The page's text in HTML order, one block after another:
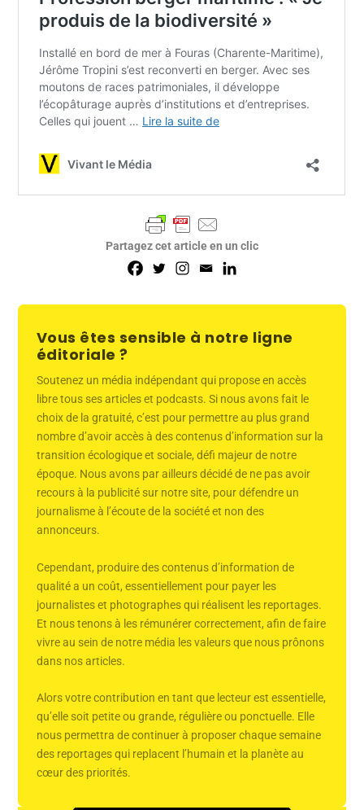
Partagez cet article en un clic
Vous êtes sensible à notre ligne
éditoriale ?
Soutenez un média indépendant qui propose en accès
libre tous ses articles et podcasts. Si nous avons fait le
choix de la gratuité, c’est pour permettre au plus grand
nombre d’avoir accès à des contenus d’information sur la
transition écologique et sociale, défi majeur de notre
époque. Nous avons par ailleurs décidé de ne pas avoir
recours à la publicité sur notre site, pour défendre un
journalisme à l’écoute de la société et non des
annonceurs.
Cependant, produire des contenus d’information de
qualité a un coût, essentiellement pour payer les
journalistes et photographes qui réalisent les reportages.
Et nous tenons à les rémunérer correctement, afin de faire
vivre au sein de notre média les valeurs que nous prônons
dans nos articles.
Alors votre contribution en tant que lecteur est essentielle,
qu’elle soit petite ou grande, régulière ou ponctuelle. Elle
nous permettra de continuer à proposer chaque semaine
des reportages qui replacent l’humain et la planète au
cœur des priorités.